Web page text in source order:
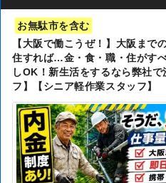
お無駄市を含む
【大阪で働こうぜ！】大阪まで
住すれば…金・食・職・住がす
しOK！新生活をするなら弊社
フ】【シニア軽作業スタッフ】